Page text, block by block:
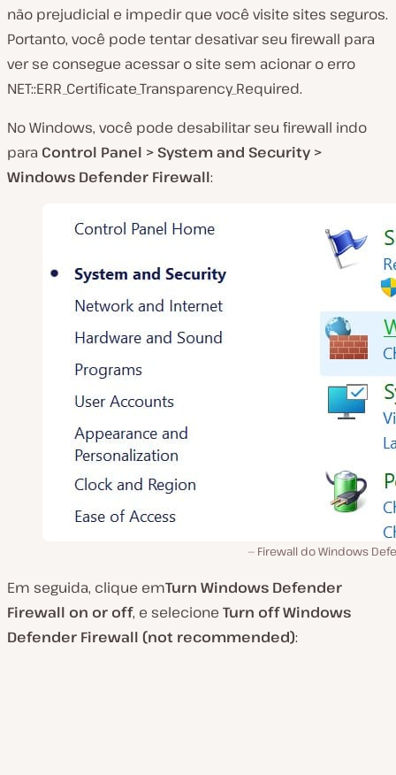
não prejudicial e impedir que você visite sites seguros.
Portanto, você pode tentar desativar seu firewall para
ver se consegue acessar o site sem acionar o erro
NET::ERR_Certificate_Transparency_Required.
No Windows, você pode desabilitar seu firewall indo
para Control Panel > System and Security >
Windows Defender Firewall:
Firewall do Windows
Em seguida, clique emTurn Windows Defender
Firewall on or off, e selecione Turn offWindows
Defender Firewall (not recommended):